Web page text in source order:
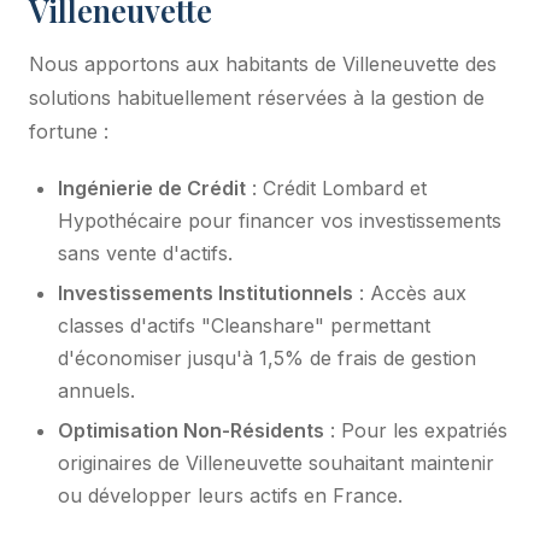
Villeneuvette
Nous apportons aux habitants de Villeneuvette des
solutions habituellement réservées à la gestion de
fortune :
Ingénierie de Crédit : Crédit Lombard et
Hypothécaire pour financer vos investissements
sans vente d'actifs.
Investissements Institutionnels : Accès aux
classes d'actifs "Cleanshare" permettant
d'économiser jusqu'à 1,5% de frais de gestion
annuels.
Optimisation Non-Résidents : Pour les expatriés
originaires de Villeneuvette souhaitant maintenir
ou développer leurs actifs en France.